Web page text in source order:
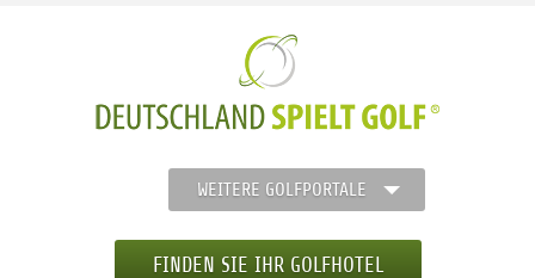
WEITERE GOLFPORTALE
FINDEN SIE IHR GOLFHOTEL